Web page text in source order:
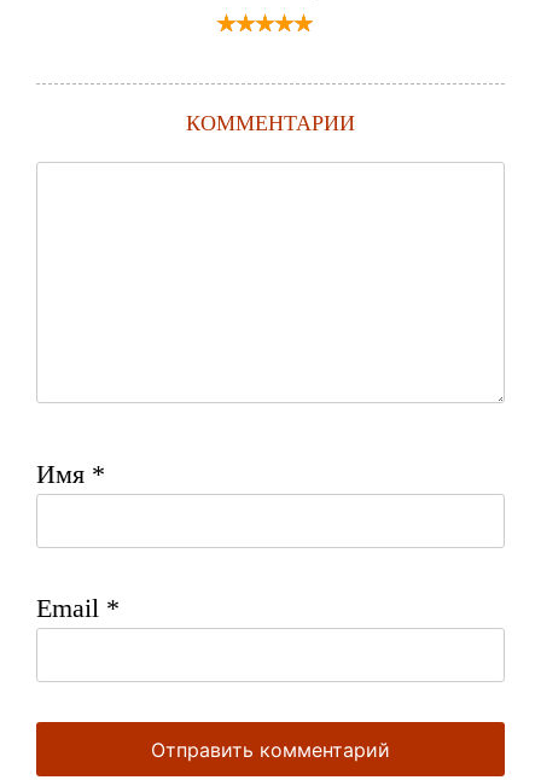
КОММЕНТАРИИ
Имя *
Email *